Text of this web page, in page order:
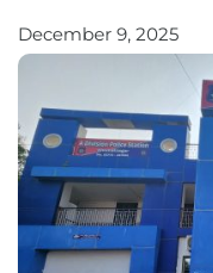
December 9, 2025